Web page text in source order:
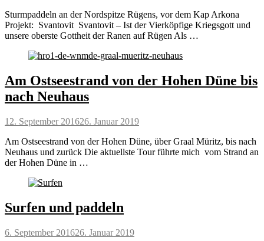
Sturmpaddeln an der Nordspitze Rügens, vor dem Kap Arkona
Projekt: Svantovit Svantovit – Ist der Vierköpfige Kriegsgott und
unsere oberste Gottheit der Ranen auf Rügen Als …
Am Ostseestrand von der Hohen Düne bis
nach Neuhaus
Posted
12. September 201626. Januar 2019
Am Ostseestrand von der Hohen Düne, über Graal Müritz, bis nach
Neuhaus und zurück Die aktuellste Tour führte mich vom Strand an
der Hohen Düne in …
Surfen und paddeln
Posted
6. September 201626. Januar 2019